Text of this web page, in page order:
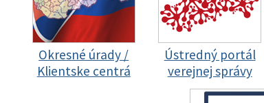
Okresné úrady /
Klientske centrá
Ústredný portál
verejnej správy